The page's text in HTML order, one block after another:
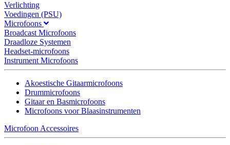
Verlichting
Voedingen (PSU)
Microfoons
Broadcast Microfoons
Draadloze Systemen
Headset-microfoons
Instrument Microfoons
Akoestische Gitaarmicrofoons
Drummicrofoons
Gitaar en Basmicrofoons
Microfoons voor Blaasinstrumenten
Microfoon Accessoires